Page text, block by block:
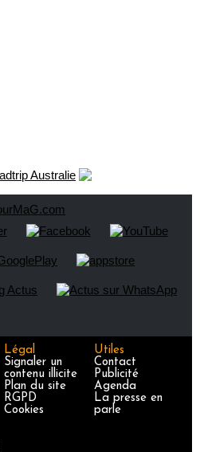
Légal
Signaler un
contenu illicite
Plan du site
RGPD
Cookies
Utiles
Contact
Publicité
Agenda
La presse en
parle